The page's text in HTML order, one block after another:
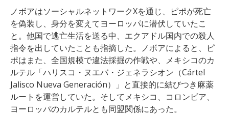
ノボアはソーシャルネットワークXを通じ、ピポが死亡
を偽装し、身分を変えてヨーロッパに潜伏していたこ
と。他国で逃亡生活を送る中、エクアドル国内での殺人
指令を出していたことも指摘した。ノボアによると、ピ
ポはまた、全国規模で違法採掘の作戦や、メキシコのカ
ルテル「ハリスコ・ヌエバ・ジェネラシオン（Cártel
Jalisco Nueva Generación）」と直接的に結びつき麻薬
ルートを運営していた。そしてメキシコ、コロンビア、
ヨーロッパのカルテルとも同盟関係にあった。